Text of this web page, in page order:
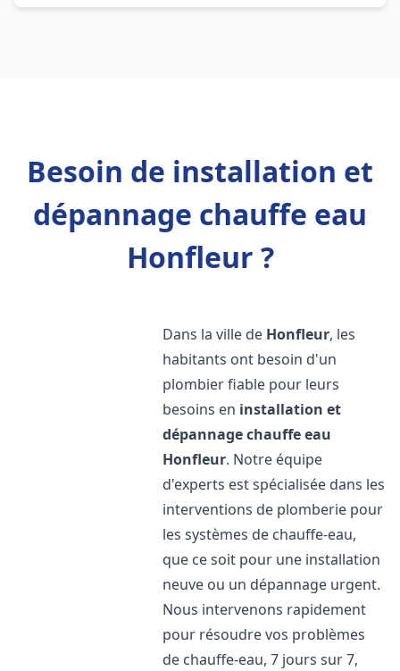
Besoin de installation et
dépannage chauffe eau
Honfleur ?
Dans la ville de Honfleur, les
habitants ont besoin d'un
plombier fiable pour leurs
besoins en installation et
dépannage chauffe eau
Honfleur. Notre équipe
d'experts est spécialisée dans les
interventions de plomberie pour
les systèmes de chauffe-eau,
que ce soit pour une installation
neuve ou un dépannage urgent.
Nous intervenons rapidement
pour résoudre vos problèmes
de chauffe-eau, 7 jours sur 7,